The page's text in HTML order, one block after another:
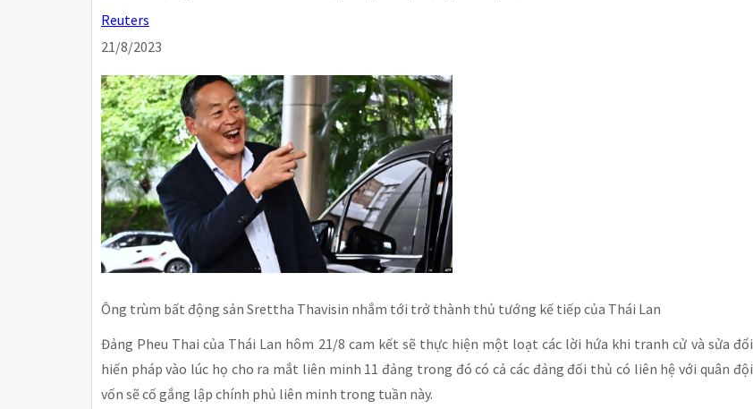
Reuters
21/8/2023
Ông trùm bất động sản Srettha Thavisin nhắm tới trở thành thủ tướng kế tiếp của Thái Lan
Đảng Pheu Thai của Thái Lan hôm 21/8 cam kết sẽ thực hiện một loạt các lời hứa khi tranh cử và sửa đổi
hiến pháp vào lúc họ cho ra mắt liên minh 11 đảng trong đó có cả các đảng đối thủ có liên hệ với quân đội
vốn sẽ cố gắng lập chính phủ liên minh trong tuần này.